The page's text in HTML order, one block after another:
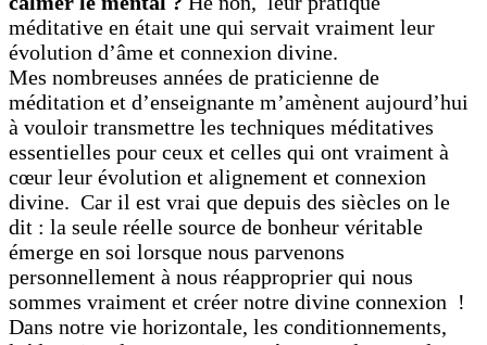
méditative en était une qui servait vraiment leur
évolution d’âme et connexion divine.
Mes nombreuses années de praticienne de
méditation et d’enseignante m’amènent aujourd’hui
à vouloir transmettre les techniques méditatives
essentielles pour ceux et celles qui ont vraiment à
cœur leur évolution et alignement et connexion
divine. Car il est vrai que depuis des siècles on le
dit : la seule réelle source de bonheur véritable
émerge en soi lorsque nous parvenons
personnellement à nous réapproprier qui nous
sommes vraiment et créer notre divine connexion !
Dans notre vie horizontale, les conditionnements,